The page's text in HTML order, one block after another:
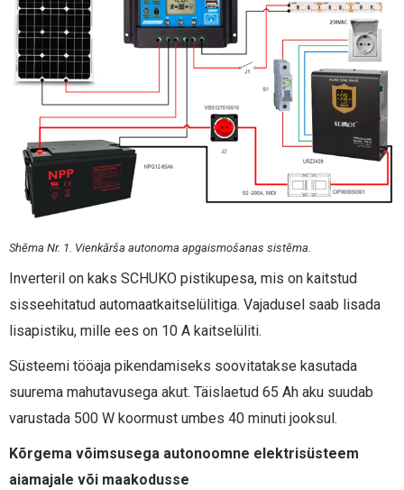
Shēma Nr. 1. Vienkārša autonoma apgaismošanas sistēma.
Inverteril on kaks SCHUKO pistikupesa, mis on kaitstud
sisseehitatud automaatkaitselülitiga. Vajadusel saab lisada
lisapistiku, mille ees on 10 A kaitselüliti.
Süsteemi tööaja pikendamiseks soovitatakse kasutada
suurema mahutavusega akut. Täislaetud 65 Ah aku suudab
varustada 500 W koormust umbes 40 minuti jooksul.
Kõrgema võimsusega autonoomne elektrisüsteem
aiamajale või maakodusse